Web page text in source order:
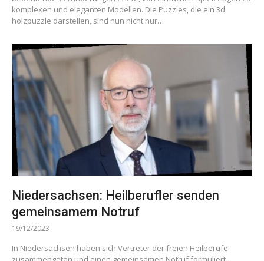
komplexen und eleganten Modellen. Die Puzzles, die ein 3d
holzpuzzle darstellen, sind nun nicht nur…
Niedersachsen: Heilberufler senden
gemeinsamem Notruf
19/12/2023
In Niedersachsen haben sich Vertreter der freien Heilberufe